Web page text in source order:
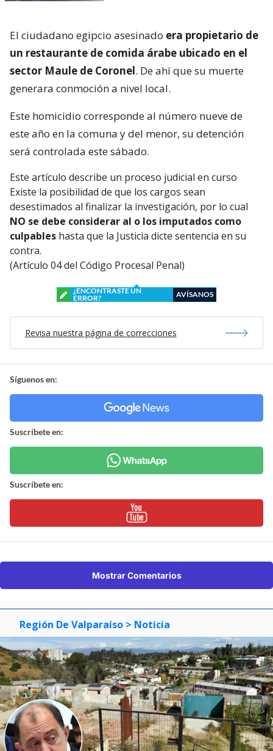
El ciudadano egipcio asesinado era propietario de
un restaurante de comida árabe ubicado en el
sector Maule de Coronel. De ahí que su muerte
generara conmoción a nivel local.
Este homicidio corresponde al número nueve de
este año en la comuna y del menor, su detención
será controlada este sábado.
Este artículo describe un proceso judicial en curso
Existe la posibilidad de que los cargos sean
desestimados al finalizar la investigación, por lo cual
NO se debe considerar al o los imputados como
culpables hasta que la Justicia dicte sentencia en su
contra.
(Artículo 04 del Código Procesal Penal)
¿ENCONTRASTE UN
ERROR?
AVÍSANOS
Revisa nuestra página de correcciones
Síguenos en:
Suscríbete en:
Suscríbete en:
Mostrar Comentarios
Región De Valparaíso > Noticia